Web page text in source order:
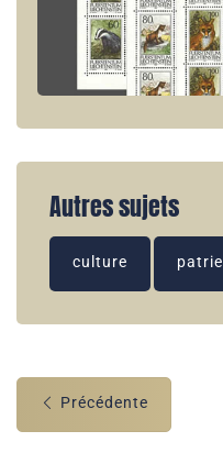
Autres sujets
culture patrie
Précédente